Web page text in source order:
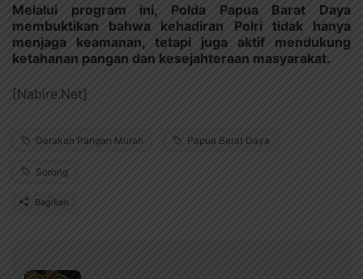
Melalui program ini, Polda Papua Barat Daya
membuktikan bahwa kehadiran Polri tidak hanya
menjaga keamanan, tetapi juga aktif mendukung
ketahanan pangan dan kesejahteraan masyarakat.
[Nabire.Net]
Gerakan Pangan Murah Papua Barat Daya
Sorong
Bagikan